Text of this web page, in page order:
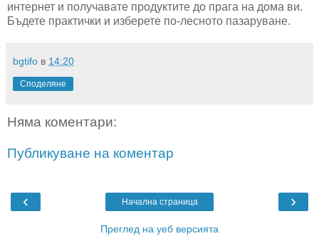
интернет и получавате продуктите до прага на дома ви.
Бъдете практички и изберете по-лесното пазаруване.
bgtifo в 14:20
Споделяне
Няма коментари:
Публикуване на коментар
‹ ›
Начална страница
Преглед на уеб версията